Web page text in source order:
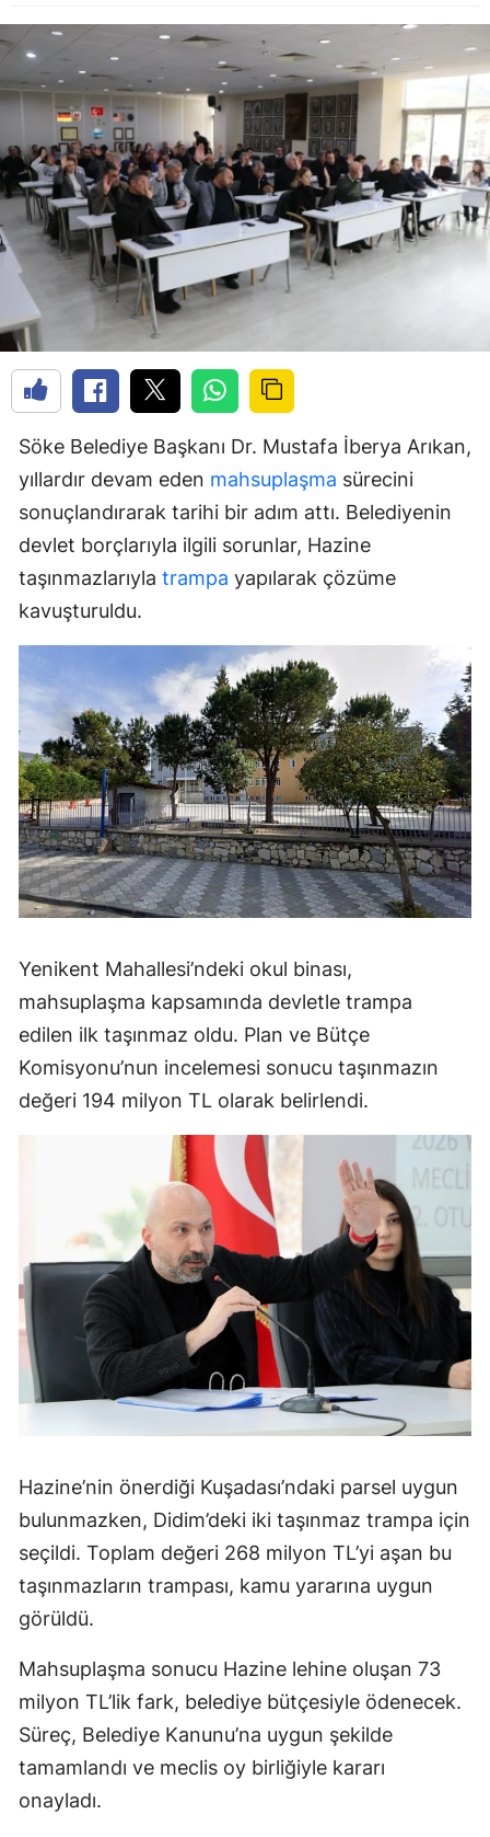
Söke Belediye Başkanı Dr. Mustafa İberya Arıkan,
yıllardır devam eden mahsuplaşma sürecini
sonuçlandırarak tarihi bir adım attı. Belediyenin
devlet borçlarıyla ilgili sorunlar, Hazine
taşınmazlarıyla trampa yapılarak çözüme
kavuşturuldu.
Yenikent Mahallesi’ndeki okul binası,
mahsuplaşma kapsamında devletle trampa
edilen ilk taşınmaz oldu. Plan ve Bütçe
Komisyonu’nun incelemesi sonucu taşınmazın
değeri 194 milyon TL olarak belirlendi.
Hazine’nin önerdiği Kuşadası’ndaki parsel uygun
bulunmazken, Didim’deki iki taşınmaz trampa için
seçildi. Toplam değeri 268 milyon TL’yi aşan bu
taşınmazların trampası, kamu yararına uygun
görüldü.
Mahsuplaşma sonucu Hazine lehine oluşan 73
milyon TL’lik fark, belediye bütçesiyle ödenecek.
Süreç, Belediye Kanunu’na uygun şekilde
tamamlandı ve meclis oy birliğiyle kararı
onayladı.